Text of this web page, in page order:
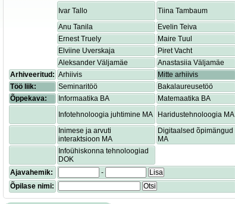
Ivar Tallo
Tiina Tambaum
Anu Tanila
Evelin Teiva
Ernest Truely
Maire Tuul
Elviine Uverskaja
Piret Vacht
Aleksander Väljamäe
Anastasiia Väljamäe
Arhiveeritud: Arhiivis
Mitte arhiivis
Töö liik:
Seminaritöö Bakalaureusetöö
Õppekava:
Informaatika BA Matemaatika BA
Infotehnoloogia juhtimine MA
Haridustehnoloogia MA
Inimese ja arvuti
interaktsioon MA
Digitaalsed õpimängud
MA
Infoühiskonna tehnoloogiad
DOK
Ajavahemik:
-
Lisa
Õpilase nimi:
Otsi